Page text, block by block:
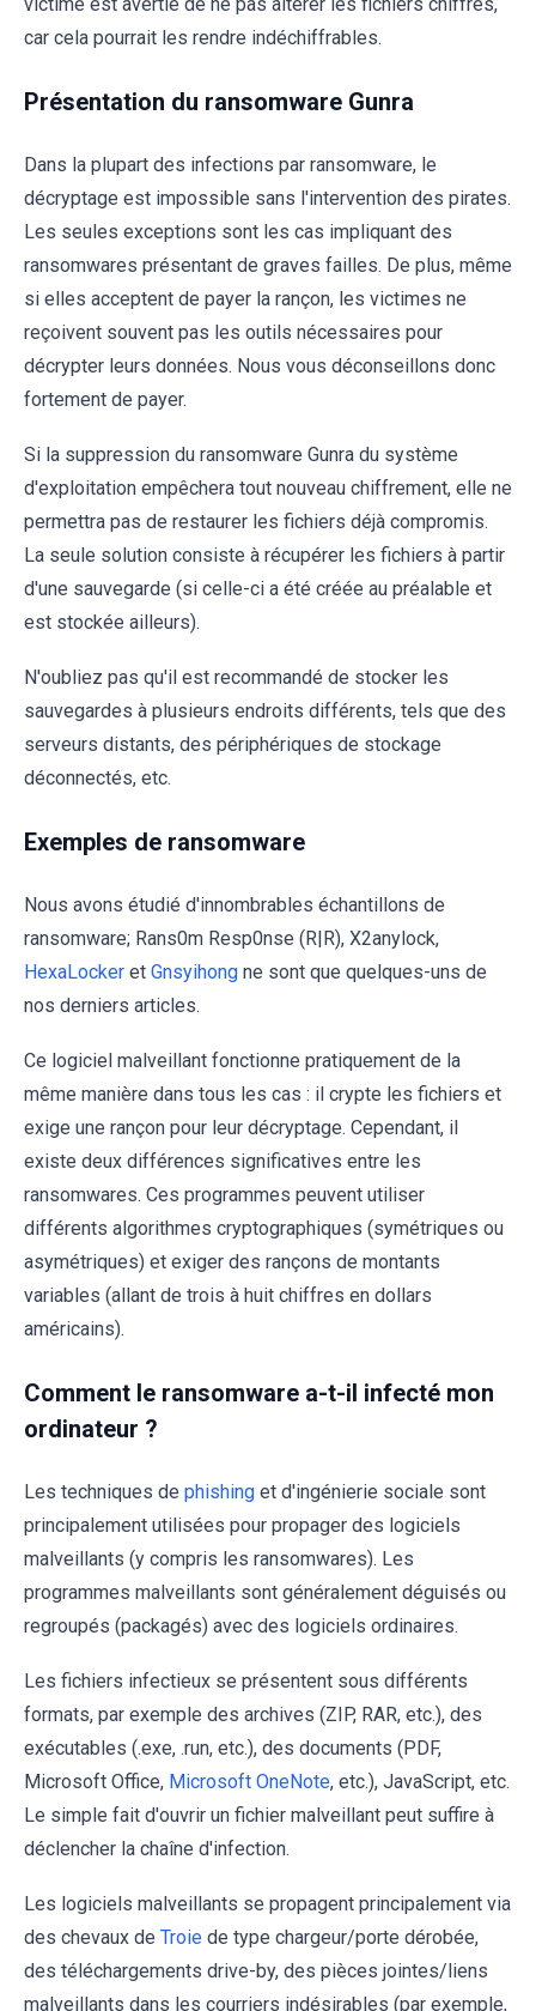
car cela pourrait les rendre indéchiffrables.
Présentation du ransomware Gunra
Dans la plupart des infections par ransomware, le
décryptage est impossible sans l'intervention des pirates.
Les seules exceptions sont les cas impliquant des
ransomwares présentant de graves failles. De plus, même
si elles acceptent de payer la rançon, les victimes ne
reçoivent souvent pas les outils nécessaires pour
décrypter leurs données. Nous vous déconseillons donc
fortement de payer.
Si la suppression du ransomware Gunra du système
d'exploitation empêchera tout nouveau chiffrement, elle ne
permettra pas de restaurer les fichiers déjà compromis.
La seule solution consiste à récupérer les fichiers à partir
d'une sauvegarde (si celle-ci a été créée au préalable et
est stockée ailleurs).
N'oubliez pas qu'il est recommandé de stocker les
sauvegardes à plusieurs endroits différents, tels que des
serveurs distants, des périphériques de stockage
déconnectés, etc.
Exemples de ransomware
Nous avons étudié d'innombrables échantillons de
ransomware; Rans0m Resp0nse (R|R), X2anylock,
HexaLocker et Gnsyihong ne sont que quelques-uns de
nos derniers articles.
Ce logiciel malveillant fonctionne pratiquement de la
même manière dans tous les cas : il crypte les fichiers et
exige une rançon pour leur décryptage. Cependant, il
existe deux différences significatives entre les
ransomwares. Ces programmes peuvent utiliser
différents algorithmes cryptographiques (symétriques ou
asymétriques) et exiger des rançons de montants
variables (allant de trois à huit chiffres en dollars
américains).
Comment le ransomware a-t-il infecté mon
ordinateur ?
Les techniques de phishing et d'ingénierie sociale sont
principalement utilisées pour propager des logiciels
malveillants (y compris les ransomwares). Les
programmes malveillants sont généralement déguisés ou
regroupés (packagés) avec des logiciels ordinaires.
Les fichiers infectieux se présentent sous différents
formats, par exemple des archives (ZIP, RAR, etc.), des
exécutables (.exe, .run, etc.), des documents (PDF,
Microsoft Office, Microsoft OneNote, etc.), JavaScript, etc.
Le simple fait d'ouvrir un fichier malveillant peut suffire à
déclencher la chaîne d'infection.
Les logiciels malveillants se propagent principalement via
des chevaux de Troie de type chargeur/porte dérobée,
des téléchargements drive-by, des pièces jointes/liens
malveillants dans les courriers indésirables (par exemple,